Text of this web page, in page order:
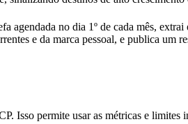
agendada no dia 1º de cada mês, extrai
e da marca pessoal, e publica um
Isso permite usar as métricas e limites